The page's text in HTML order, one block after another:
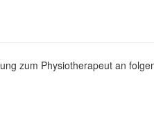
zum Physiotherapeut an